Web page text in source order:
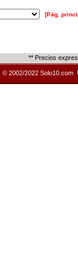
[Pág.
** Precios
© 2002/2022 Solo10.com